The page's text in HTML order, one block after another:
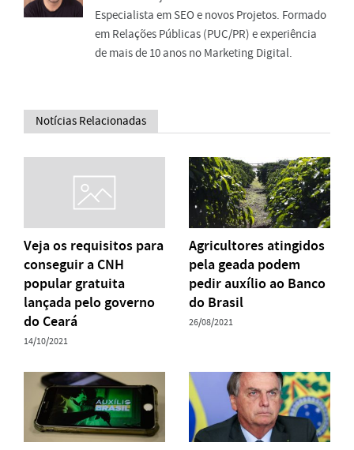
Especialista em SEO e novos Projetos. Formado
em Relações Públicas (PUC/PR) e experiência
de mais de 10 anos no Marketing Digital.
Notícias Relacionadas
Veja os requisitos para
conseguir a CNH
popular gratuita
lançada pelo governo
do Ceará
14/10/2021
Agricultores atingidos
pela geada podem
pedir auxílio ao Banco
do Brasil
26/08/2021